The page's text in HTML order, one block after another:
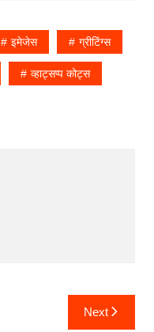
इमेजेस ग्रीटिंग्स
व्हाट्सप्प कोट्स
Next